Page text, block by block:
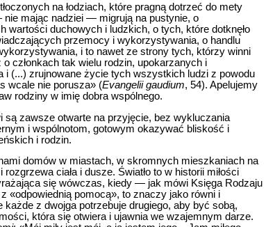
na łodziach, które pragną dotrzeć do mety
mając nadziei — migrują na pustynie, o
duchowych i ludzkich, o tych, które dotknęło
przemocy i wykorzystywania, o handlu
i to nawet ze strony tych, którzy winni
członkach tak wielu rodzin, upokarzanych i
(...) zrujnowane życie tych wszystkich ludzi z powodu
wcale nie porusza» (Evangelii gaudium, 54). Apelujemy
rodziny w imię dobra wspólnego.
są zawsze otwarte na przyjęcie, bez wykluczania
i wspólnotom, gotowym okazywać bliskość i
i rodzin.
domów w miastach, w skromnych mieszkaniach na
ciała i dusze. Światło to w historii miłości
się wówczas, kiedy — jak mówi Księga Rodzaju
«odpowiednią pomocą», to znaczy jako równi i
z dwojga potrzebuje drugiego, aby być sobą,
która się otwiera i ujawnia we wzajemnym darze.